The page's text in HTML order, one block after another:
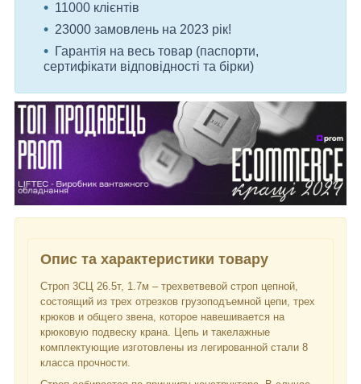
11000 клієнтів
23000 замовлень на 2023 рік!
Гарантія на весь товар (паспорти,
сертифікати відповідності та бірки)
Опис та характеристики товару
Строп 3СЦ 26.5т, 1.7м – трехветвевой строп цепной,
состоящий из трех отрезков грузоподъемной цепи, трех
крюков и общего звена, которое навешивается на
крюковую подвеску крана. Цепь и такелажные
комплектующие изготовлены из легированной стали 8
класса прочности.